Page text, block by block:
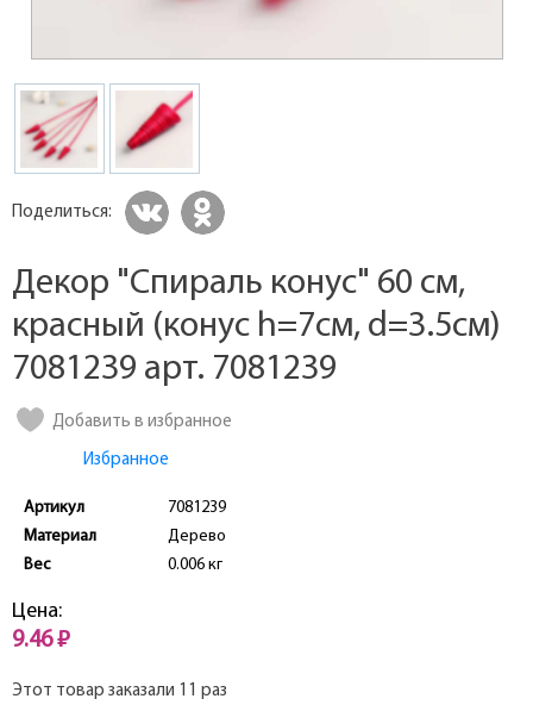
Поделиться:
Декор "Спираль конус" 60 см,
красный (конус h=7см, d=3.5см)
7081239 арт. 7081239
Добавить в избранное
Избранное
Артикул
7081239
Материал
Дерево
Вес
0.006 кг
Цена:
9.46 ₽
Этот товар заказали 11 раз